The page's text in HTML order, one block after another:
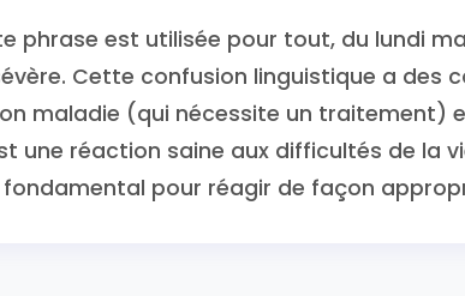
phrase est utilisée pour tout, du lundi
Cette confusion linguistique a des
maladie (qui nécessite un traitement)
une réaction saine aux difficultés de la
pour réagir de façon